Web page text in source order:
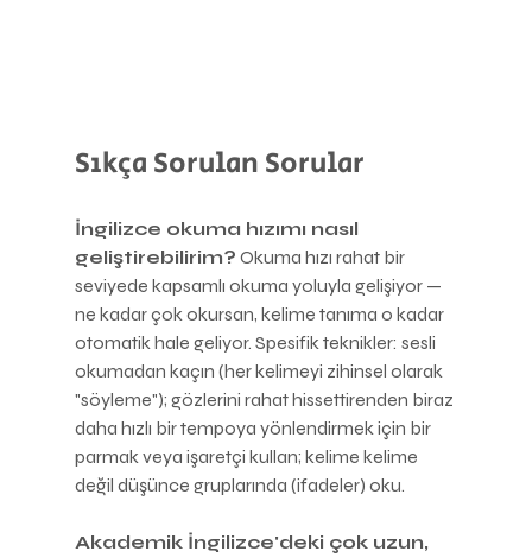
Sıkça Sorulan Sorular
İngilizce okuma hızımı nasıl
geliştirebilirim? Okuma hızı rahat bir
seviyede kapsamlı okuma yoluyla gelişiyor —
ne kadar çok okursan, kelime tanıma o kadar
otomatik hale geliyor. Spesifik teknikler: sesli
okumadan kaçın (her kelimeyi zihinsel olarak
"söyleme"); gözlerini rahat hissettirenden biraz
daha hızlı bir tempoya yönlendirmek için bir
parmak veya işaretçi kullan; kelime kelime
değil düşünce gruplarında (ifadeler) oku.
Akademik İngilizce'deki çok uzun,